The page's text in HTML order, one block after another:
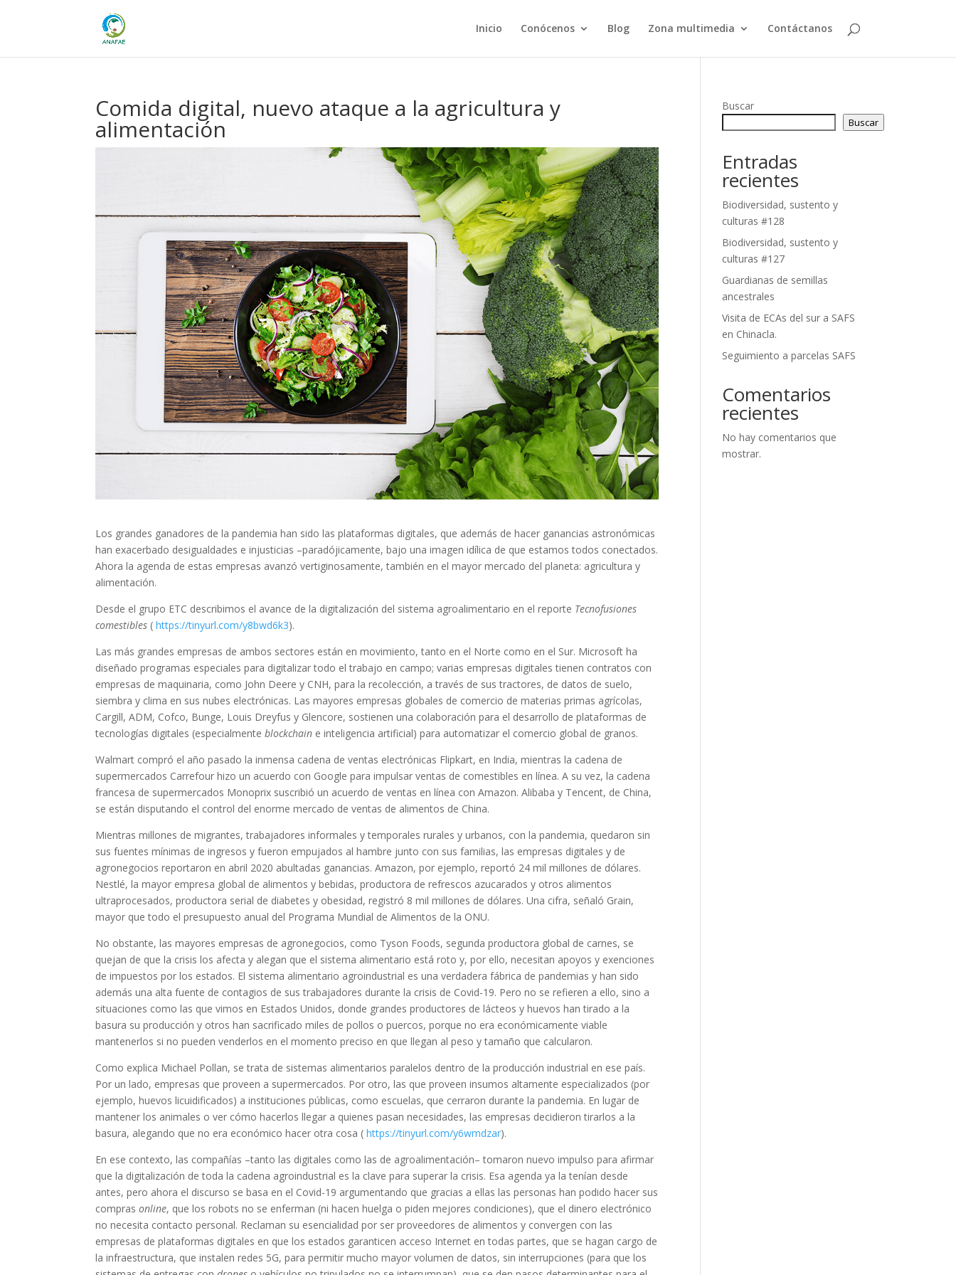
Inicio Conócenos Blog Zona multimedia Contáctanos
Comida digital, nuevo ataque a la agricultura y
alimentación
Los grandes ganadores de la pandemia han sido las plataformas digitales, que además de hacer ganancias astronómicas
han exacerbado desigualdades e injusticias –paradójicamente, bajo una imagen idílica de que estamos todos conectados.
Ahora la agenda de estas empresas avanzó vertiginosamente, también en el mayor mercado del planeta: agricultura y
alimentación.
Desde el grupo ETC describimos el avance de la digitalización del sistema agroalimentario en el reporte Tecnofusiones
comestibles (https://tinyurl.com/y8bwd6k3).
Las más grandes empresas de ambos sectores están en movimiento, tanto en el Norte como en el Sur. Microsoft ha
diseñado programas especiales para digitalizar todo el trabajo en campo; varias empresas digitales tienen contratos con
empresas de maquinaria, como John Deere y CNH, para la recolección, a través de sus tractores, de datos de suelo,
siembra y clima en sus nubes electrónicas. Las mayores empresas globales de comercio de materias primas agrícolas,
Cargill, ADM, Cofco, Bunge, Louis Dreyfus y Glencore, sostienen una colaboración para el desarrollo de plataformas de
tecnologías digitales (especialmenteblockchain e inteligencia artificial) para automatizar el comercio global de granos.
Walmart compró el año pasado la inmensa cadena de ventas electrónicas Flipkart, en India, mientras la cadena de
supermercados Carrefour hizo un acuerdo con Google para impulsar ventas de comestibles en línea. A su vez, la cadena
francesa de supermercados Monoprix suscribió un acuerdo de ventas en línea con Amazon. Alibaba y Tencent, de China,
se están disputando el control del enorme mercado de ventas de alimentos de China.
Mientras millones de migrantes, trabajadores informales y temporales rurales y urbanos, con la pandemia, quedaron sin
sus fuentes mínimas de ingresos y fueron empujados al hambre junto con sus familias, las empresas digitales y de
agronegocios reportaron en abril 2020 abultadas ganancias. Amazon, por ejemplo, reportó 24 mil millones de dólares.
Nestlé, la mayor empresa global de alimentos y bebidas, productora de refrescos azucarados y otros alimentos
ultraprocesados, productora serial de diabetes y obesidad, registró 8 mil millones de dólares. Una cifra, señaló Grain,
mayor que todo el presupuesto anual del Programa Mundial de Alimentos de la ONU.
No obstante, las mayores empresas de agronegocios, como Tyson Foods, segunda productora global de carnes, se
quejan de que la crisis los afecta y alegan que el sistema alimentario está roto y, por ello, necesitan apoyos y exenciones
de impuestos por los estados. El sistema alimentario agroindustrial es una verdadera fábrica de pandemias y han sido
además una alta fuente de contagios de sus trabajadores durante la crisis de Covid-19. Pero no se refieren a ello, sino a
situaciones como las que vimos en Estados Unidos, donde grandes productores de lácteos y huevos han tirado a la
basura su producción y otros han sacrificado miles de pollos o puercos, porque no era económicamente viable
mantenerlos si no pueden venderlos en el momento preciso en que llegan al peso y tamaño que calcularon.
Como explica Michael Pollan, se trata de sistemas alimentarios paralelos dentro de la producción industrial en ese país.
Por un lado, empresas que proveen a supermercados. Por otro, las que proveen insumos altamente especializados (por
ejemplo, huevos licuidificados) a instituciones públicas, como escuelas, que cerraron durante la pandemia. En lugar de
mantener los animales o ver cómo hacerlos llegar a quienes pasan necesidades, las empresas decidieron tirarlos a la
basura, alegando que no era económico hacer otra cosa (https://tinyurl.com/y6wmdzar).
En ese contexto, las compañías –tanto las digitales como las de agroalimentación– tomaron nuevo impulso para afirmar
que la digitalización de toda la cadena agroindustrial es la clave para superar la crisis. Esa agenda ya la tenían desde
antes, pero ahora el discurso se basa en el Covid-19 argumentando que gracias a ellas las personas han podido hacer sus
comprasonline, que los robots no se enferman (ni hacen huelga o piden mejores condiciones), que el dinero electrónico
no necesita contacto personal. Reclaman su esencialidad por ser proveedores de alimentos y convergen con las
empresas de plataformas digitales en que los estados garanticen acceso Internet en todas partes, que se hagan cargo de
la infraestructura, que instalen redes 5G, para permitir mucho mayor volumen de datos, sin interrupciones (para que los
Buscar
Buscar
Entradas
recientes
Biodiversidad, sustento y
culturas #128
Biodiversidad, sustento y
culturas #127
Guardianas de semillas
ancestrales
Visita de ECAs del sur a SAFS
en Chinacla.
Seguimiento a parcelas SAFS
Comentarios
recientes
No hay comentarios que
mostrar.